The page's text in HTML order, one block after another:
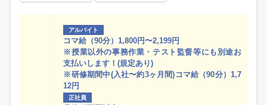
アルバイト
コマ給（90分）1,800円〜2,199円
※授業以外の事務作業・テスト監督等にも別途お
支払いします！(規定あり)
※研修期間中(入社〜約3ヶ月間)コマ給（90分）1,7
12円
正社員